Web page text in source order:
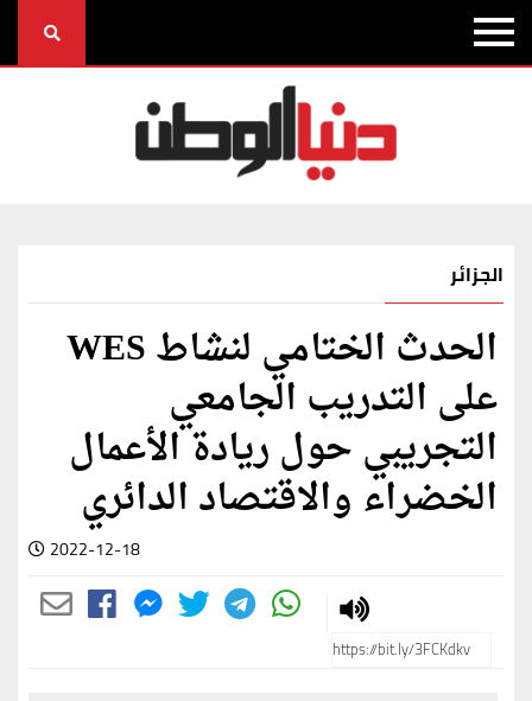
الجزائر
الحدث الختامي لنشاط WES
على التدريب الجامعي
التجريبي حول ريادة الأعمال
الخضراء والاقتصاد الدائري
2022-12-18